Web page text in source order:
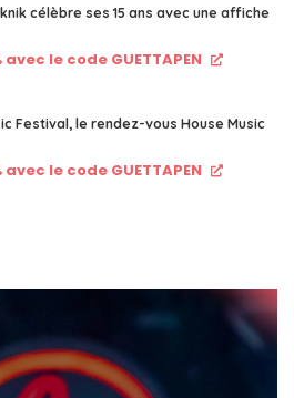
célèbre ses 15 ans avec une affiche
avec le code GUETTAPEN
Festival, le rendez-vous House Music
avec le code GUETTAPEN